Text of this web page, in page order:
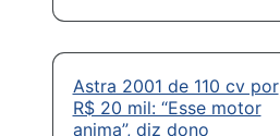
Astra 2001 de 110 cv por
R$ 20 mil: “Esse motor
anima”, diz dono